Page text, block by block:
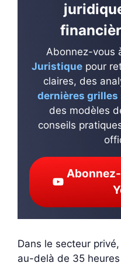
Abonnez-vous
Juristiquepour
claires, des
dernières grilles
des modèles
conseils
Dans le secteur
au-delà de 35